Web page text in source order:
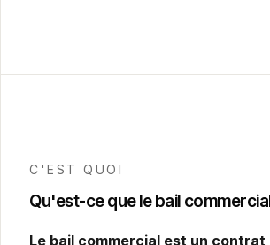
C'EST QUOI
Qu'est-ce que le bail
Le bail commercial est un contrat